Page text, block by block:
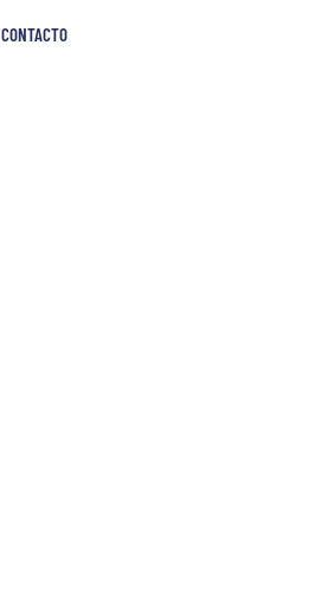
CONTACTO